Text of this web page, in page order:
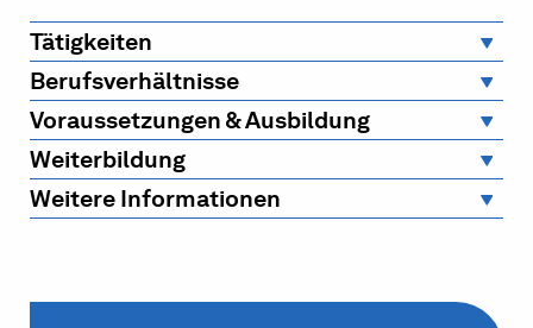
Tätigkeiten
Berufsverhältnisse
Voraussetzungen & Ausbildung
Weiterbildung
Weitere Informationen